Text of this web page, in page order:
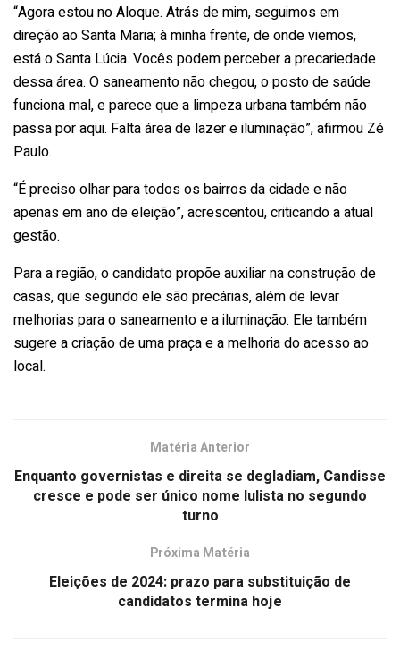
“Agora estou no Aloque. Atrás de mim, seguimos em
direção ao Santa Maria; à minha frente, de onde viemos,
está o Santa Lúcia. Vocês podem perceber a precariedade
dessa área. O saneamento não chegou, o posto de saúde
funciona mal, e parece que a limpeza urbana também não
passa por aqui. Falta área de lazer e iluminação”, afirmou Zé
Paulo.
“É preciso olhar para todos os bairros da cidade e não
apenas em ano de eleição”, acrescentou, criticando a atual
gestão.
Para a região, o candidato propõe auxiliar na construção de
casas, que segundo ele são precárias, além de levar
melhorias para o saneamento e a iluminação. Ele também
sugere a criação de uma praça e a melhoria do acesso ao
local.
Matéria Anterior
Enquanto governistas e direita se degladiam, Candisse
cresce e pode ser único nome lulista no segundo
turno
Próxima Matéria
Eleições de 2024: prazo para substituição de
candidatos termina hoje